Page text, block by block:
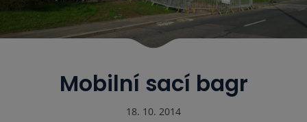
Mobilní sací bagr
18. 10. 2014